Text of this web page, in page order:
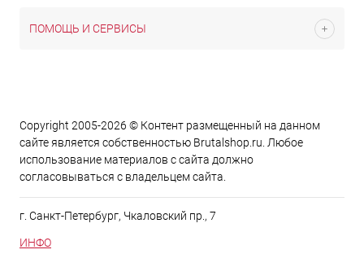
ПОМОЩЬ И СЕРВИСЫ
Copyright 2005-2026 © Контент размещенный на данном
сайте является cобственностью Brutalshop.ru. Любое
использование материалов с сайта должно
согласовываться с владельцем сайта.
г. Санкт-Петербург, Чкаловский пр., 7
ИНФО